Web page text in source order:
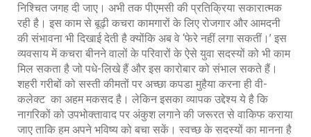
निश्चित जगह दी जाए। अभी तक पीएमसी की प्रतिक्रिया सकारात्मक
रही है। इस काम से बूढ़ी कचरा कामगारों के लिए रोजगार और आमदनी
की संभावना भी दिखाई देती है क्योंकि अब वे ‘फेरे नहीं लगा सकतीं।’ इस
व्यवसाय में कचरा बीनने वालों के परिवारों के ऐसे युवा सदस्यों को भी काम
मिल सकता है जो पधे-लिखे हैं और इस कारोबार को संभाल सकते हैं।
शहरी गरीबों को सस्ती कीमतों पर अच्छा कपडा मुहैया करना ही वी-
कलेक्ट का अहम मकसद है। लेकिन इसका व्यापक उद्देश्य ये है कि
नागरिकों को उपभोक्तावाद पर अंकुश लगाने की जरूरत से वाकिफ कराया
जाए ताकि हम अपने भविष्य को बचा सकें। स्वच्छ के सदस्यों का मानना है